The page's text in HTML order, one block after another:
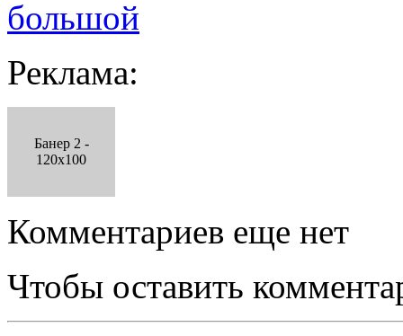
большой
Реклама:
Банер 2 -
120x100
Комментариев еще нет
Чтобы оставить